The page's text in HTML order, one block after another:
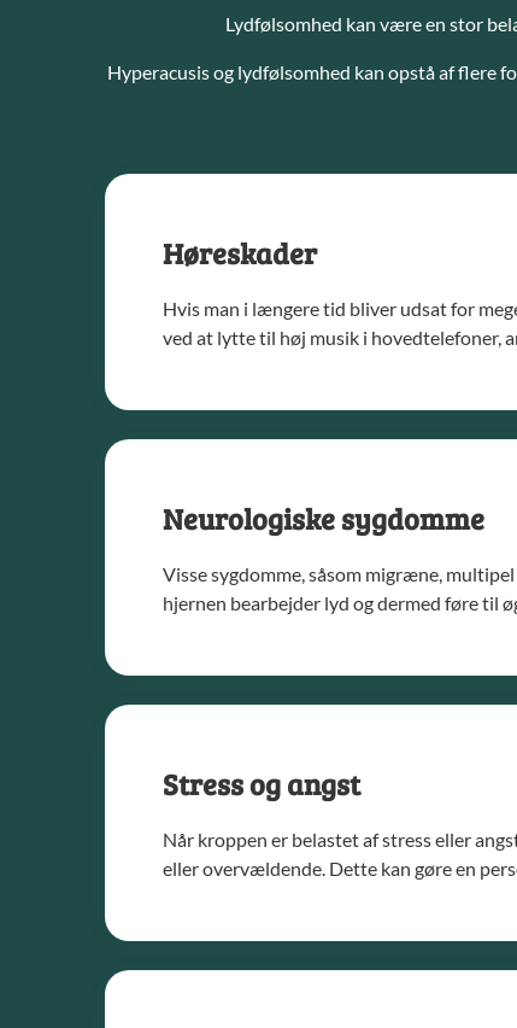
Lydfølsomhed kan være en stor
Hyperacusis og lydfølsomhed kan opstå af flere
Høreskader
Hvis man i længere tid bliver udsat for
ved at lytte til høj musik i hovedtelefoner,
Neurologiske sygdomme
Visse sygdomme, såsom migræne,
hjernen bearbejder lyd og dermed føre til
Stress og angst
Når kroppen er belastet af stress eller
eller overvældende. Dette kan gøre en